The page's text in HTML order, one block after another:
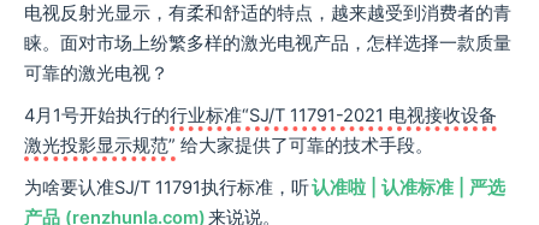
电视反射光显示，有柔和舒适的特点，越来越受到消费者的青
睐。面对市场上纷繁多样的激光电视产品，怎样选择一款质量
可靠的激光电视？
4月1号开始执行的行业标准“SJ/T 11791-2021 电视接收设备
激光投影显示规范” 给大家提供了可靠的技术手段。
为啥要认准SJ/T 11791执行标准，听认准啦 | 认准标准 | 严选
产品 (renzhunla.com)来说说。